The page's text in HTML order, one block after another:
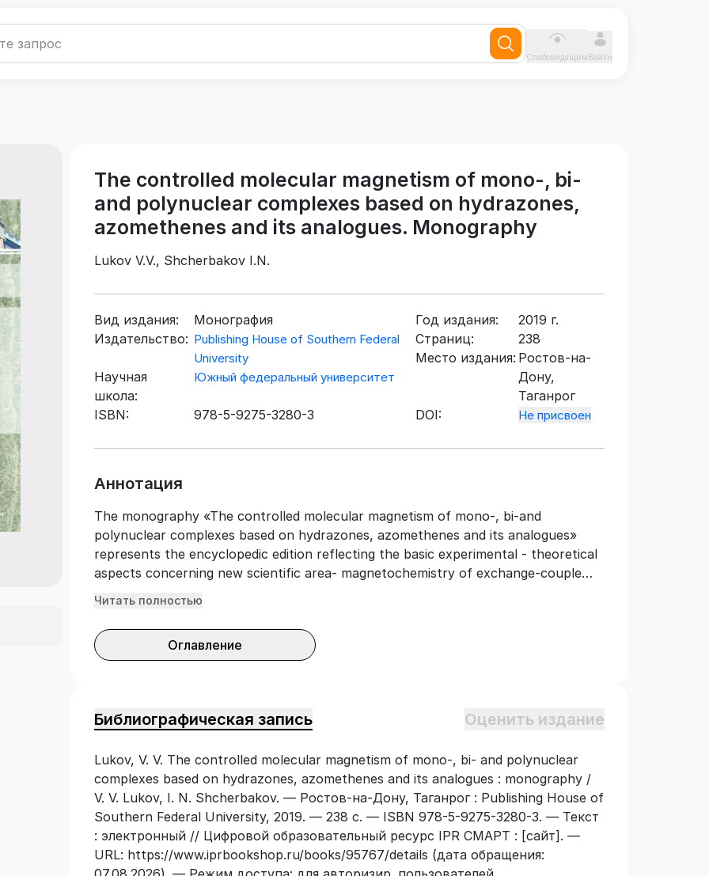
СлабовидящимВойти
The controlled molecular magnetism of mono-, bi-
and polynuclear complexes based on hydrazones,
azomethenes and its analogues. Monography
Lukov V.V., Shcherbakov I.N.
Вид издания:
Монография
Издательство: Publishing House of Southern Federal
University
Научная
школа:
Южный федеральный университет
ISBN: 978-5-9275-3280-3
Год издания:
2019 г.
Страниц:
238
Место издания: Ростов-на-
Дону,
Таганрог
DOI:
Не присвоен
Аннотация
The monography «The controlled molecular magnetism of mono-, bi-and
polynuclear complexes based on hydrazones, azomethenes and its analogues»
represents the encyclopedic edition reflecting the basic experimental - theoretical
aspects concerning new scientific area- magnetochemistry of exchange-couple
systems. Alongside with a statement of fundamental concepts of magnetism
theory of spin transitions, the central part of the monography is devoted to the
analysis of magnetochemistry’s opportunities at the description of a structure and
complexes and character of exchange effects is considered, the magneto-
one, two and threedimensional magneto-ordered structures have been revealed.
Читать полностью
Оглавление
Библиографическая запись Оценить издание
Lukov, V. V. The controlled molecular magnetism of mono-, bi- and polynuclear
complexes based on hydrazones, azomethenes and its analogues : monography /
V. V. Lukov, I. N. Shcherbakov. — Ростов-на-Дону, Таганрог : Publishing House of
Southern Federal University, 2019. — 238 с. — ISBN 978-5-9275-3280-3. — Текст
: электронный // Цифровой образовательный ресурс IPR СМАРТ : [сайт]. —
URL: https://www.iprbookshop.ru/books/95767/details (дата обращения: